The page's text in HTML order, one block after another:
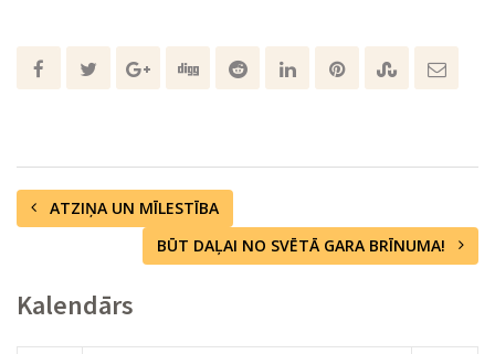
ATZIŅA UN MĪLESTĪBA
BŪT DAĻAI NO SVĒTĀ GARA BRĪNUMA!
Kalendārs